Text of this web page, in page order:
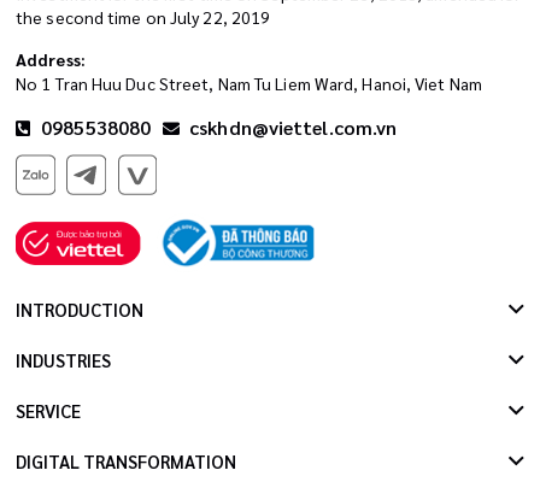
the second time on July 22, 2019
Address:
No 1 Tran Huu Duc Street, Nam Tu Liem Ward, Hanoi, Viet Nam
0985538080 cskhdn@viettel.com.vn
INTRODUCTION
INDUSTRIES
SERVICE
DIGITAL TRANSFORMATION